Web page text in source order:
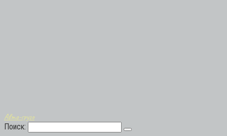
Авто-грузо
Поиск: